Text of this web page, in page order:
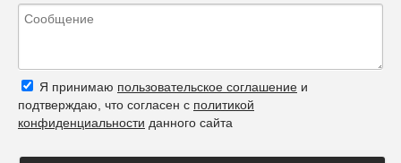
Я принимаю пользовательское соглашение и
подтверждаю, что согласен с политикой
конфиденциальности данного сайта